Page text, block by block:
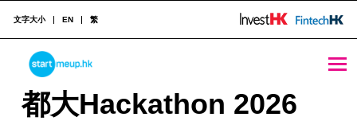
STARTMEUPHK
文字大小 EN 繁
都大Hackathon 2026